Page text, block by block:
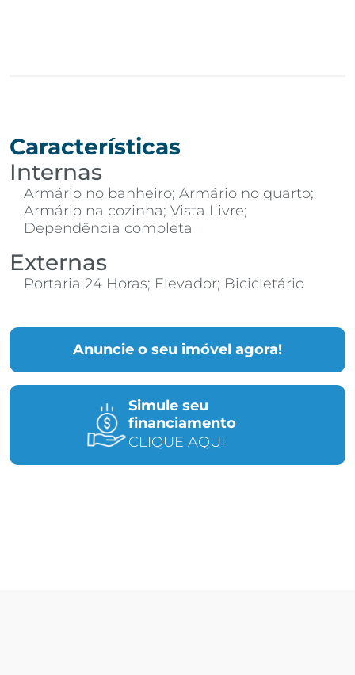
Anuncie o seu imóvel agora!
Simule seu
financiamento
CLIQUE AQUI
Características
Internas
Armário no banheiro; Armário no quarto;
Armário na cozinha; Vista Livre;
Dependência completa
Externas
Portaria 24 Horas; Elevador; Bicicletário